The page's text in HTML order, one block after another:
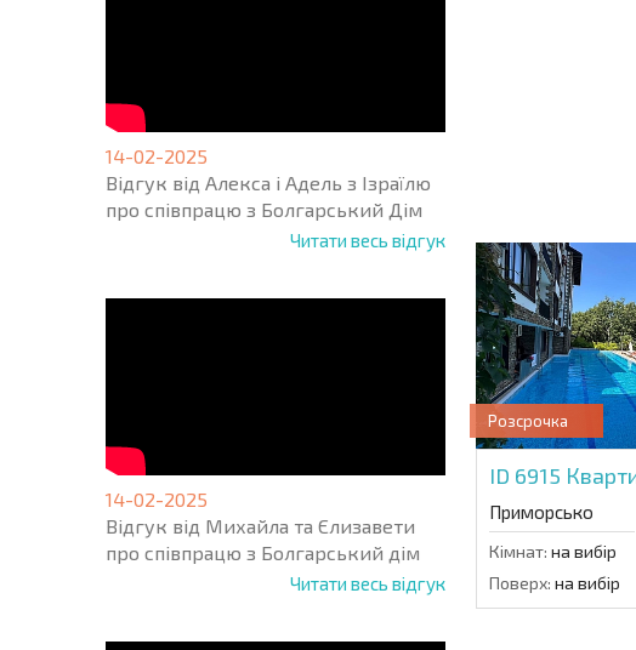
14-02-2025
Відгук від Алекса і Адель з Ізраїлю
про співпрацю з Болгарський Дім
Читати весь відгук
14-02-2025
Відгук від Михайла та Єлизавети
про співпрацю з Болгарський дім
Читати весь відгук
* Поля обов'язкові
Розсрочка
ID 6915
Приморсько
Кімнат: на вибір
Поверх: на вибір